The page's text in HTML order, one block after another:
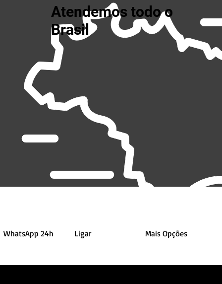
Atendemos todo o
Brasil
WhatsApp 24h Ligar Mais Opções